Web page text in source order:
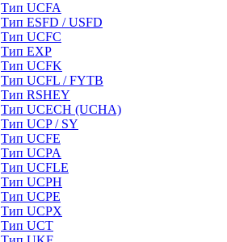
Тип UCFA
Тип ESFD / USFD
Тип UCFC
Тип EXP
Тип UCFK
Тип UCFL / FYTB
Тип RSHEY
Тип UCECH (UCHA)
Тип UCP / SY
Тип UCFE
Тип UCPA
Тип UCFLE
Тип UCPH
Тип UCPE
Тип UCPX
Тип UCT